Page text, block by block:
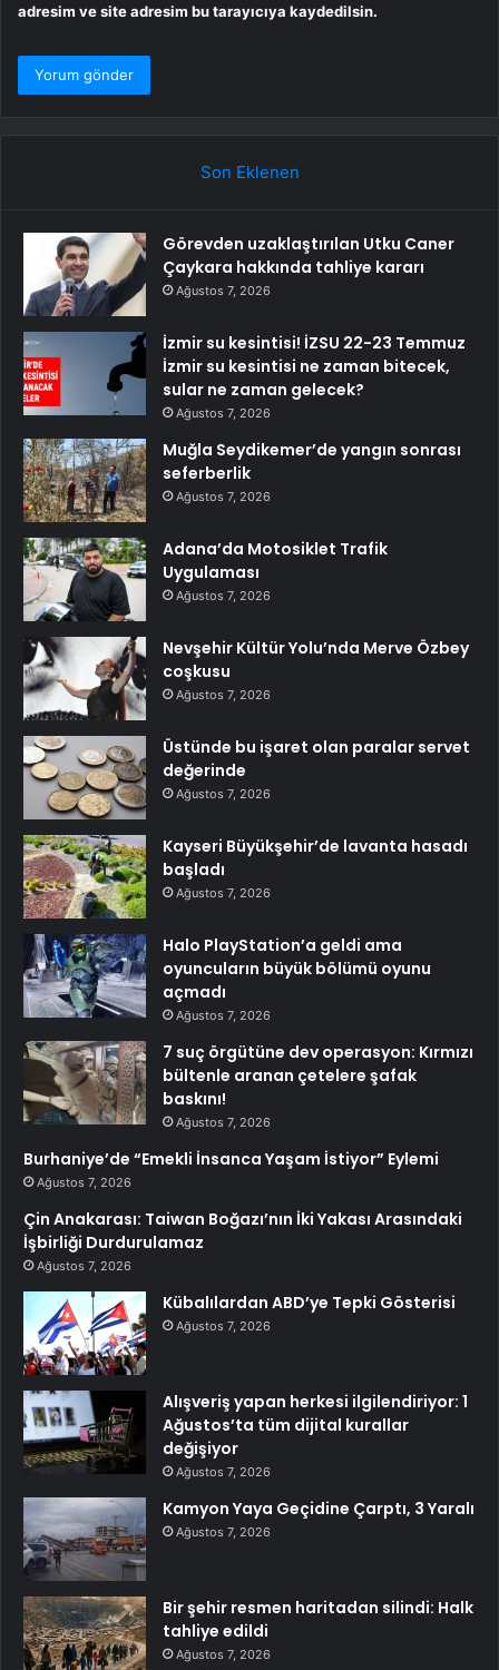
adresim ve site adresim bu tarayıcıya kaydedilsin.
Son Eklenen
Görevden uzaklaştırılan Utku Caner
Çaykara hakkında tahliye kararı
Ağustos 7, 2026
İzmir su kesintisi! İZSU 22-23 Temmuz
İzmir su kesintisi ne zaman bitecek,
sular ne zaman gelecek?
Ağustos 7, 2026
Muğla Seydikemer’de yangın sonrası
seferberlik
Ağustos 7, 2026
Adana’da Motosiklet Trafik
Uygulaması
Ağustos 7, 2026
Nevşehir Kültür Yolu’nda Merve Özbey
coşkusu
Ağustos 7, 2026
Üstünde bu işaret olan paralar servet
değerinde
Ağustos 7, 2026
Kayseri Büyükşehir’de lavanta hasadı
başladı
Ağustos 7, 2026
Halo PlayStation’a geldi ama
oyuncuların büyük bölümü oyunu
açmadı
Ağustos 7, 2026
7 suç örgütüne dev operasyon: Kırmızı
bültenle aranan çetelere şafak
baskını!
Ağustos 7, 2026
Burhaniye’de “Emekli İnsanca Yaşam İstiyor” Eylemi
Ağustos 7, 2026
Çin Anakarası: Taiwan Boğazı’nın İki Yakası Arasındaki
İşbirliği Durdurulamaz
Ağustos 7, 2026
Kübalılardan ABD’ye Tepki Gösterisi
Ağustos 7, 2026
Alışveriş yapan herkesi ilgilendiriyor: 1
Ağustos’ta tüm dijital kurallar
değişiyor
Ağustos 7, 2026
Kamyon Yaya Geçidine Çarptı, 3 Yaralı
Ağustos 7, 2026
Bir şehir resmen haritadan silindi: Halk
tahliye edildi
Ağustos 7, 2026